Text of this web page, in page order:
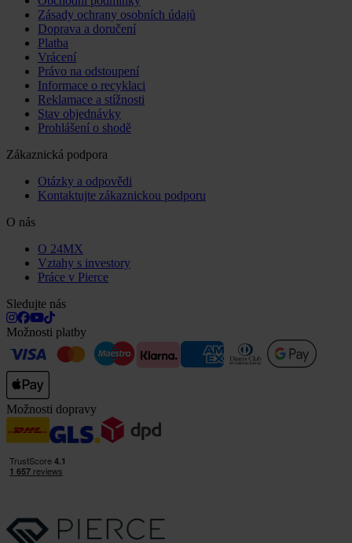
Zásady ochrany osobních údajů
Doprava a doručení
Platba
Vrácení
Právo na odstoupení
Informace o recyklaci
Reklamace a stížnosti
Stav objednávky
Prohlášení o shodě
Zákaznická podpora
Otázky a odpovědi
Kontaktujte zákaznickou podporu
O nás
O 24MX
Vztahy s investory
Práce v Pierce
Sledujte nás
Možnosti platby
Možnosti dopravy